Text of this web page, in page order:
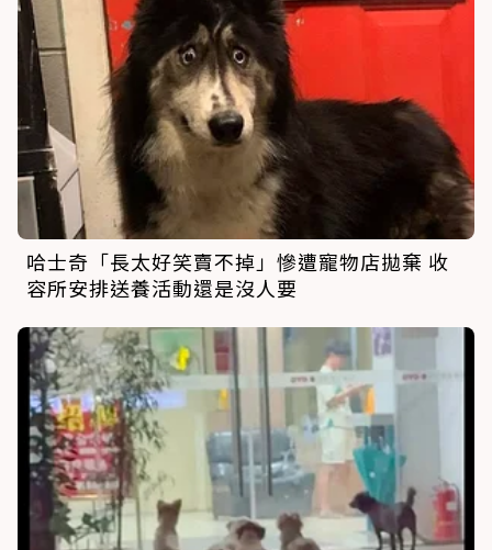
哈士奇「長太好笑賣不掉」慘遭寵物店拋棄 收
容所安排送養活動還是沒人要